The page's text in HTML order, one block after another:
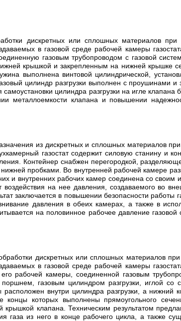
дискретных или сплошных материалов
в газовой среде рабочей камеры
газовым трубопроводом с газовой
крышкой и закрепленным на нижней крышке
выполнена винтовой цилиндрической,
цилиндр разгрузки выполнен с проушинами и
цилиндра разгрузки на игле клапана
металлоемкости клапана и повышении
из дискретных и сплошных материалов
газостат содержит силовую станину и
Контейнер снабжен перегородкой,
пробками. Во внутренней рабочей камере
и внутренних рабочих камер соединена со своим
на нее давления, создаваемого во
заключается в повышении безопасности работы
давления в обеих камерах, а также в
на половинное рабочее давление газовой
дискретных или сплошных материалов
в газовой среде рабочей камеры
рабочей камеры, соединенной газовым
газовым цилиндром разгрузки, иглой со
внутри цилиндра разгрузки, а нижний
которых выполнены прямоугольного
клапана. Техническим результатом
газа из него в конце рабочего цикла, а также